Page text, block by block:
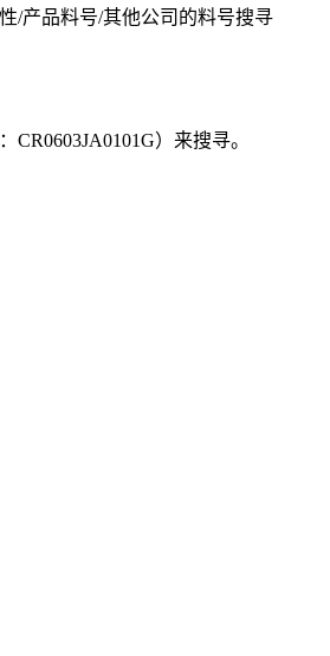
/产品料号/其他公司的料号搜寻
CR0603JA0101G）来搜寻。